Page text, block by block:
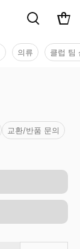
의류 클럽 팀
교환/반품 문의